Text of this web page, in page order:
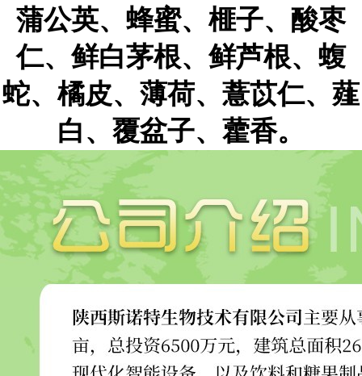
蒲公英、蜂蜜、榧子、酸枣
仁、鲜白茅根、鲜芦根、蝮
蛇、橘皮、薄荷、薏苡仁、薤
白、覆盆子、藿香。